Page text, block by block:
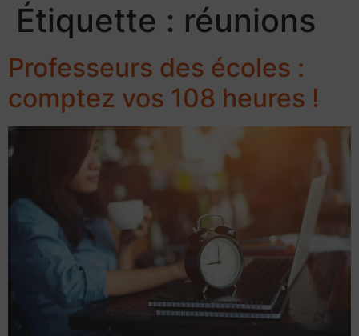
Étiquette : réunions
Professeurs des écoles :
comptez vos 108 heures !